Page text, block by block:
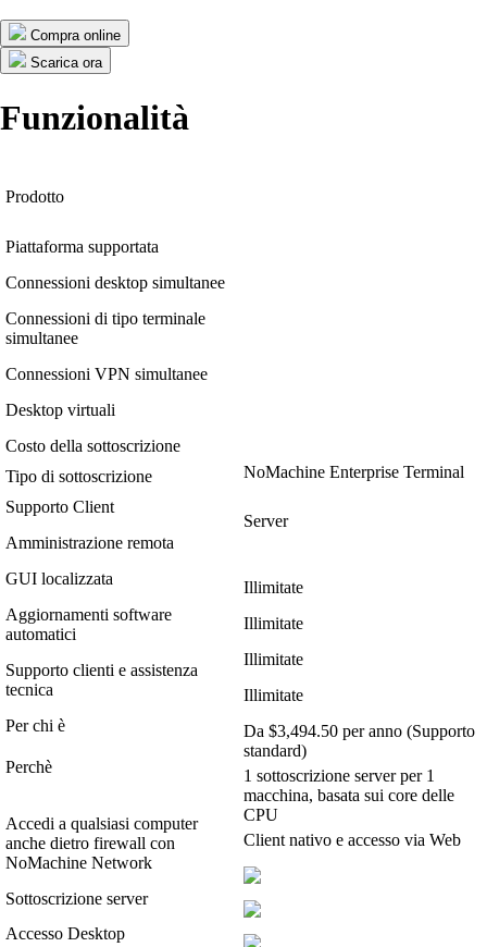
Compra online
Scarica ora
Funzionalità
Prodotto
Piattaforma supportata
Connessioni desktop simultanee
Connessioni di tipo terminale
simultanee
Connessioni VPN simultanee
Desktop virtuali
Costo della sottoscrizione
Tipo di sottoscrizione
Supporto Client
Amministrazione remota
GUI localizzata
Aggiornamenti software
automatici
Supporto clienti e assistenza
tecnica
Per chi è
Perchè
Accedi a qualsiasi computer
anche dietro firewall con
NoMachine Network
Sottoscrizione server
Accesso Desktop
NoMachine Enterprise Terminal
Server
Illimitate
Illimitate
Illimitate
Illimitate
Da $3,494.50 per anno (Supporto
standard)
1 sottoscrizione server per 1
macchina, basata sui core delle
CPU
Client nativo e accesso via Web